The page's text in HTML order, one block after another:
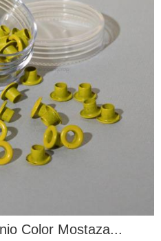
Color Mostaza...